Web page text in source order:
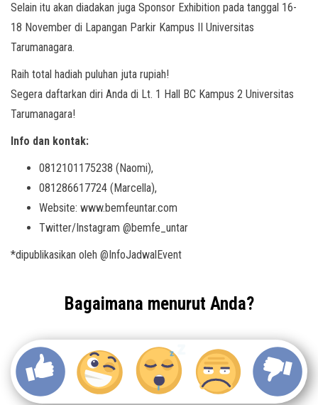
Selain itu akan diadakan juga Sponsor Exhibition pada tanggal 16-
18 November di Lapangan Parkir Kampus II Universitas
Tarumanagara.
Raih total hadiah puluhan juta rupiah!
Segera daftarkan diri Anda di Lt. 1 Hall BC Kampus 2 Universitas
Tarumanagara!
Info dan kontak:
0812101175238 (Naomi),
081286617724 (Marcella),
Website: www.bemfeuntar.com
Twitter/Instagram @bemfe_untar
*dipublikasikan oleh @InfoJadwalEvent
Bagaimana menurut Anda?